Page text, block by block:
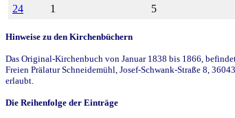
24
1 5
Hinweise zu den Kirchenbüchern
Das Original-Kirchenbuch von Januar 1838 bis 1866,
Freien Prälatur Schneidemühl, Josef-Schwank-Straße 8,
erlaubt.
Die Reihenfolge der Einträge